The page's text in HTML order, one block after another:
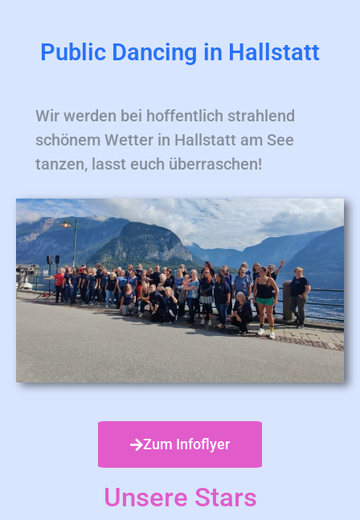
Public Dancing in Hallstatt
Wir werden bei hoffentlich strahlend
schönem Wetter in Hallstatt am See
tanzen, lasst euch überraschen!
Zum Infoflyer
Unsere Stars